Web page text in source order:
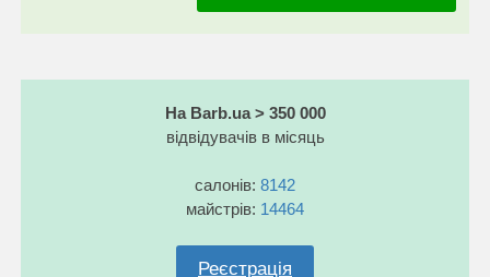
На Barb.ua > 350 000
відвідувачів в місяць
салонів: 8142
майстрів: 14464
Реєстрація